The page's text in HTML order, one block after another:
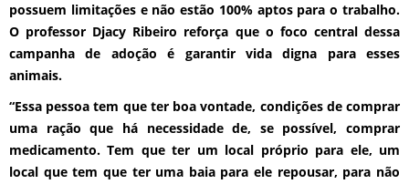
possuem limitações e não estão 100% aptos para o trabalho.
O professor Djacy Ribeiro reforça que o foco central dessa
campanha de adoção é garantir vida digna para esses
animais.
“Essa pessoa tem que ter boa vontade, condições de comprar
uma ração que há necessidade de, se possível, comprar
medicamento. Tem que ter um local próprio para ele, um
local que tem que ter uma baia para ele repousar, para não